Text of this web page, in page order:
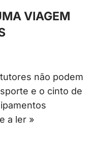
VIAGEM
não podem
e o cinto de
a ler »